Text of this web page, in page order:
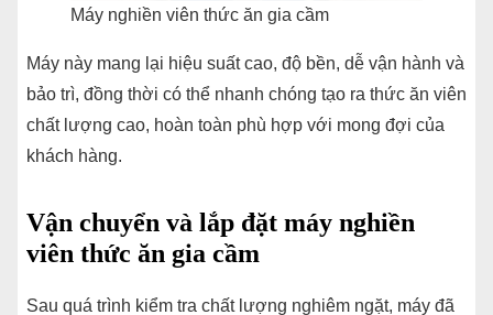
Máy nghiền viên thức ăn gia cầm
Máy này mang lại hiệu suất cao, độ bền, dễ vận hành và
bảo trì, đồng thời có thể nhanh chóng tạo ra thức ăn viên
chất lượng cao, hoàn toàn phù hợp với mong đợi của
khách hàng.
Vận chuyển và lắp đặt máy nghiền
viên thức ăn gia cầm
Sau quá trình kiểm tra chất lượng nghiêm ngặt, máy đã